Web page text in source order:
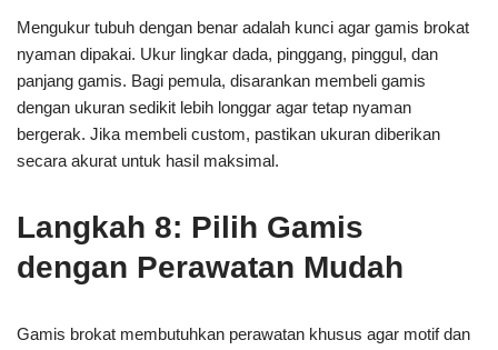
Mengukur tubuh dengan benar adalah kunci agar gamis brokat
nyaman dipakai. Ukur lingkar dada, pinggang, pinggul, dan
panjang gamis. Bagi pemula, disarankan membeli gamis
dengan ukuran sedikit lebih longgar agar tetap nyaman
bergerak. Jika membeli custom, pastikan ukuran diberikan
secara akurat untuk hasil maksimal.
Langkah 8: Pilih Gamis
dengan Perawatan Mudah
Gamis brokat membutuhkan perawatan khusus agar motif dan